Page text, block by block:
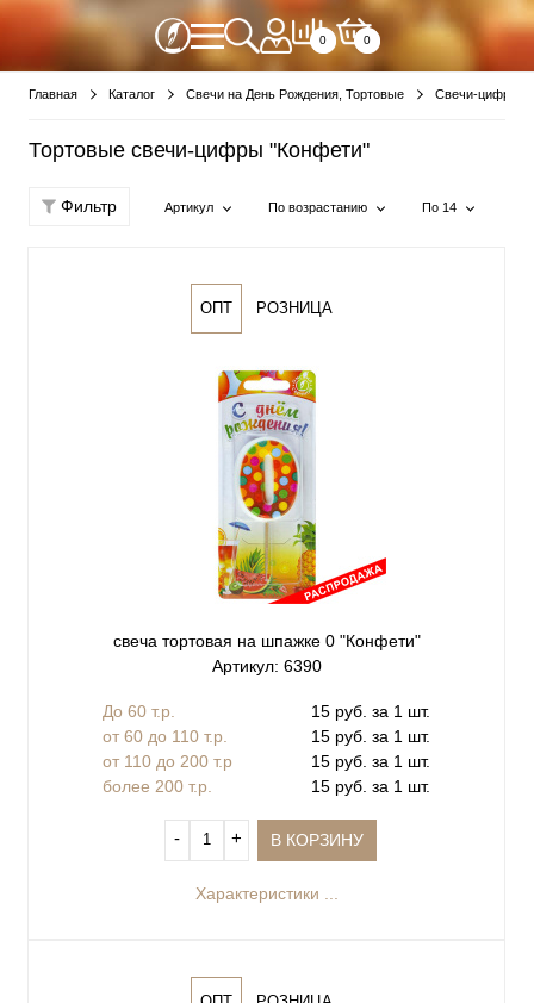
0 0
Главная Каталог Свечи на День Рождения, Тортовые Свечи-цифры
Тортовые свечи-цифры "Конфети"
Фильтр Артикул По возрастанию По 14
ОПТ РОЗНИЦА
свеча тортовая на шпажке 0 "Конфети"
Артикул: 6390
До 60 т.р.
15 руб. за 1 шт.
от 60 до 110 т.р.
15 руб. за 1 шт.
от 110 до 200 т.р
15 руб. за 1 шт.
более 200 т.р.
15 руб. за 1 шт.
‐ + В КОРЗИНУ
Характеристики ...